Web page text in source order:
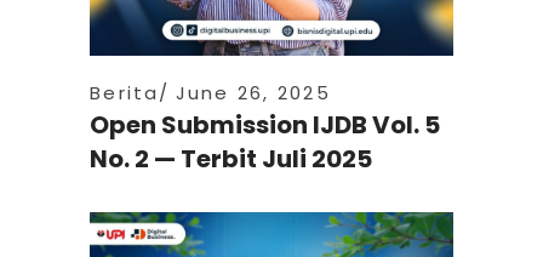
Berita June 26, 2025
Open Submission IJDB Vol. 5
No. 2 — Terbit Juli 2025